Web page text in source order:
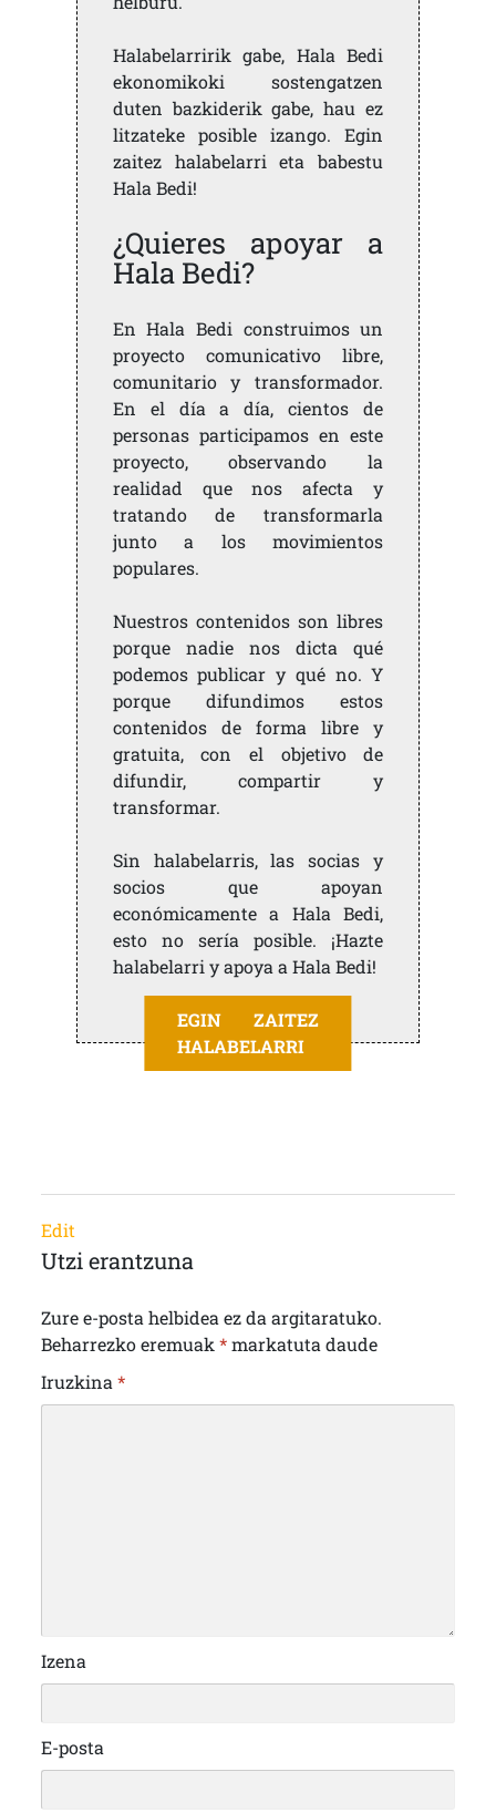
Halabelarririk gabe, Hala Bedi
ekonomikoki sostengatzen
duten bazkiderik gabe, hau ez
litzateke posible izango. Egin
zaitez halabelarri eta babestu
Hala Bedi!
¿Quieres apoyar a
Hala Bedi?
En Hala Bedi construimos un
proyecto comunicativo libre,
comunitario y transformador.
En el día a día, cientos de
personas participamos en este
proyecto, observando la
realidad que nos afecta y
tratando de transformarla
junto a los movimientos
populares.
Nuestros contenidos son libres
porque nadie nos dicta qué
podemos publicar y qué no. Y
porque difundimos estos
contenidos de forma libre y
gratuita, con el objetivo de
difundir, compartir y
transformar.
Sin halabelarris, las socias y
socios que apoyan
económicamente a Hala Bedi,
esto no sería posible. ¡Hazte
halabelarri y apoya a Hala Bedi!
EGIN ZAITEZ
HALABELARRI
Edit
Utzi erantzuna
Zure e-posta helbidea ez da argitaratuko.
Beharrezko eremuak *markatuta daude
Iruzkina *
Izena
E-posta